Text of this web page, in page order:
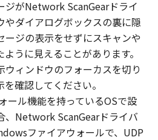
スエンジニアリング等する
また第三者にこのような行
せん。
ウェア」に含まれるキヤ
のライセンサーの著作権表
しくは削除してはなりま
ジがNetwork ScanGearドライ
やダイアログボックスの裏に隠
ージの表示をせずにスキャンや
うに見えることがあります。
ウィンドウのフォーカスを切り
確認してください。
ール機能を持っているOSで設
、Network ScanGearドライバ
ファイアウォールで、UDP